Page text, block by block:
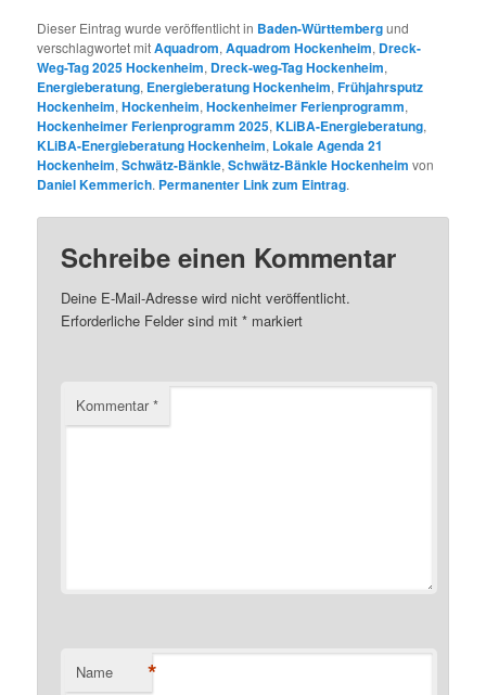
Dieser Eintrag wurde veröffentlicht in Baden-Württembergund
verschlagwortet mitAquadrom,Aquadrom Hockenheim, Dreck-
Weg-Tag 2025 Hockenheim, Dreck-weg-Tag Hockenheim,
Energieberatung, Energieberatung Hockenheim,Frühjahrsputz
Hockenheim,Hockenheim,Hockenheimer Ferienprogramm,
Hockenheimer Ferienprogramm 2025,KLiBA-Energieberatung,
KLiBA-Energieberatung Hockenheim, Lokale Agenda 21
Hockenheim,Schwätz-Bänkle,Schwätz-Bänkle Hockenheim von
Daniel Kemmerich. Permanenter Link zum Eintrag.
Schreibe einen Kommentar
Deine E-Mail-Adresse wird nicht veröffentlicht.
Erforderliche Felder sind mit* markiert
Kommentar*
Name *